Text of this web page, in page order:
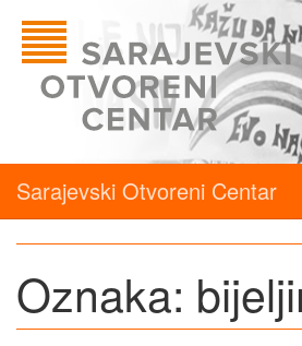
Sarajevski Otvoreni Centar
Oznaka: